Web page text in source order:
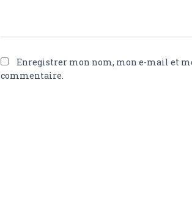
Enregistrer mon nom, mon e-mail et
commentaire.